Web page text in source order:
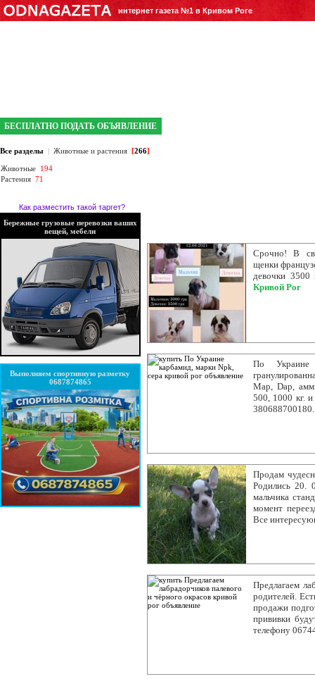
интернет газета №1 в Кривом Роге
БЕСПЛАТНО ПОДАТЬ ОБЪЯВЛЕНИЕ
Все разделы | Животные и растения [266]
Животные 194
Растения 71
Как разместить такой таргет?
Бережные грузовые перевозки ваших
вещей, мебели
Выполняем спортивную разметку
0687874865
Срочно! В
щенки
девочки 3500
Кривой Рог
По Украине
Мар, Dap,
500, 1000 кг. и
Продам
Родились 20.
мальчика
момент
Все
Предлагаем
родителей.
продажи
прививки
телефону